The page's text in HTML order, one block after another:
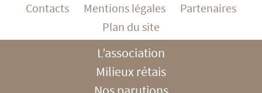
Contacts Mentions légales
Partenaires
Plan du site
L’association
Milieux rétais